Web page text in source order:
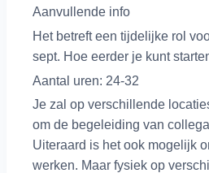
Aanvullende info
Het betreft een tijdelijke rol
sept. Hoe eerder je kunt
Aantal uren: 24-32
Je zal op verschillende
om de begeleiding van
Uiteraard is het ook mogelijk
werken. Maar fysiek op